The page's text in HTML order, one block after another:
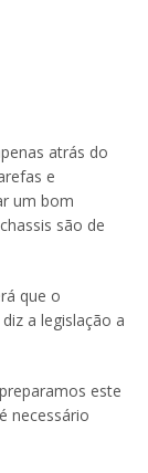
atrás do
e
um bom
são de
que o
a legislação a
este
necessário